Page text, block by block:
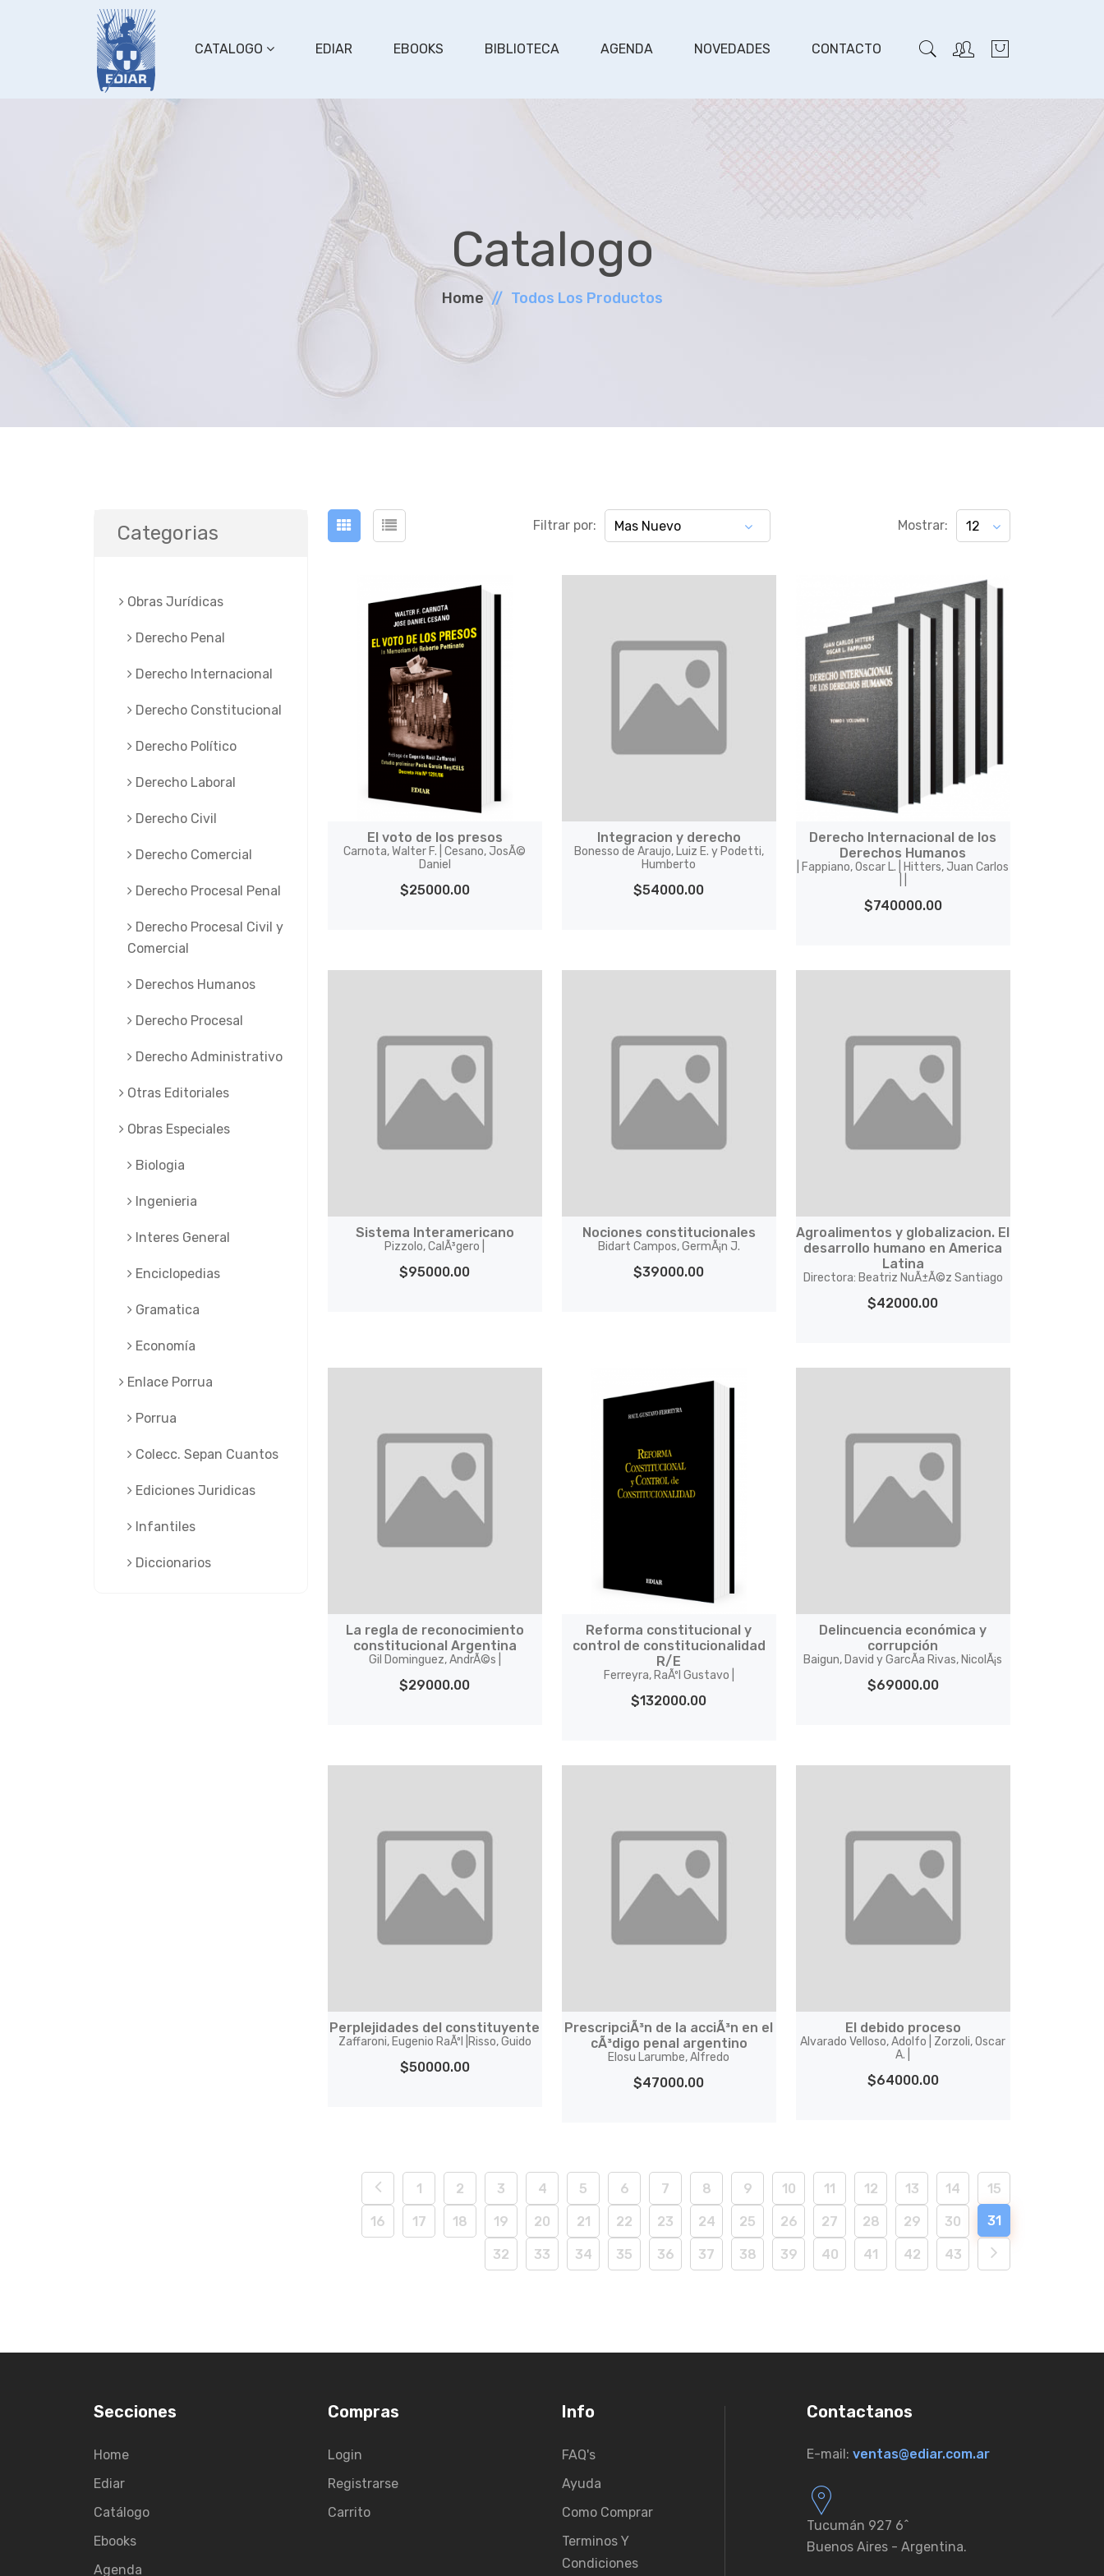
CATALOGO EDIAR EBOOKS BIBLIOTECA AGENDA NOVEDADES CONTACTO
Catalogo
Home Todos Los Productos
Filtrar por: Mas Nuevo Mostrar: 12
El voto de los presos
Carnota, Walter F. | Cesano, JosÃ©
Daniel
$25000.00
Integracion y derecho
Bonesso de Araujo, Luiz E. y Podetti,
Humberto
$54000.00
Derecho Internacional de los
Derechos Humanos
| Fappiano, Oscar L. | Hitters, Juan Carlos
$740000.00
Sistema Interamericano
Pizzolo, CalÃ³gero |
$95000.00
Nociones constitucionales
Bidart Campos, GermÃ¡n J.
$39000.00
Agroalimentos y globalizacion. El
desarrollo humano en America
Latina
Directora: Beatriz NuÃ±Ã©z Santiago
$42000.00
La regla de reconocimiento
constitucional Argentina
Gil Dominguez, AndrÃ©s |
$29000.00
Reforma constitucional y
control de constitucionalidad
R/E
Ferreyra, RaÃºl Gustavo |
$132000.00
Delincuencia económica y
corrupción
Baigun, David y GarcÃ­a Rivas, NicolÃ¡s
$69000.00
Perplejidades del constituyente
Zaffaroni, Eugenio RaÃºl |Risso, Guido
$50000.00
PrescripciÃ³n de la acciÃ³n en el
cÃ³digo penal argentino
Elosu Larumbe, Alfredo
$47000.00
El debido proceso
Alvarado Velloso, Adolfo | Zorzoli, Oscar
A. |
$64000.00
1 2 3 4 5 6 7 8 9 10 11 12 13 14 15
16 17 18 19 20 21 22 23 24 25 26 27 28 29 30 31
32 33 34 35 36 37 38 39 40 41 42 43
Categorias
Obras Jurí­dicas
Derecho Penal
Derecho Internacional
Derecho Constitucional
Derecho Político
Derecho Laboral
Derecho Civil
Derecho Comercial
Derecho Procesal Penal
Derecho Procesal Civil y
Comercial
Derechos Humanos
Derecho Procesal
Derecho Administrativo
Otras Editoriales
Obras Especiales
Biologia
Ingenieria
Interes General
Enciclopedias
Gramatica
Economía
Enlace Porrua
Porrua
Colecc. Sepan Cuantos
Ediciones Juridicas
Infantiles
Diccionarios
Secciones
Home
Ediar
Catálogo
Ebooks
Agenda
Compras
Login
Registrarse
Carrito
Info
FAQ's
Ayuda
Como Comprar
Terminos Y
Condiciones
Contactanos
E-mail: ventas@ediar.com.ar
Tucumán 927 6ˆ
Buenos Aires - Argentina.